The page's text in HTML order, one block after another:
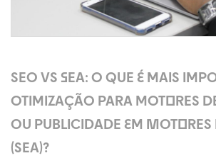
SEO VS SEA: O QUE É MAIS
OTIMIZAÇÃO PARA MOTORES
OU PUBLICIDADE EM MOTORES
(SEA)?